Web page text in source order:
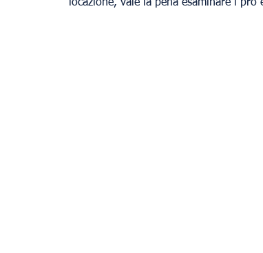
locazione, vale la pena esaminare i